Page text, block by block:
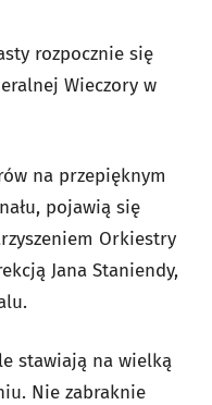
rozpocznie się
Wieczory w
na przepięknym
pojawią się
Orkiestry
Jana Staniendy,
stawiają na wielką
Nie zabraknie